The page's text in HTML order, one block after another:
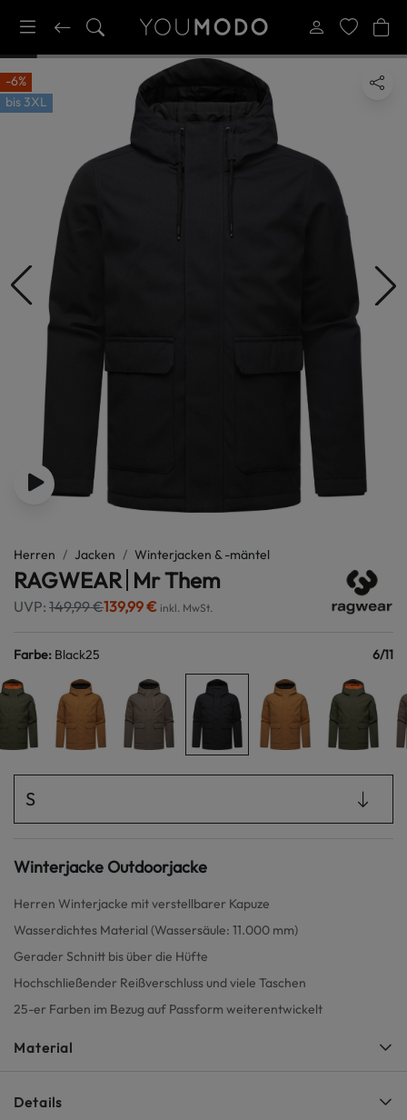
-6%
bis 3XL
Herren Jacken Winterjacken & -mäntel
RAGWEAR Mr Them
UVP: 149,99 €139,99 € inkl. MwSt.
Farbe: Black25 6/11
S
Winterjacke Outdoorjacke
Herren Winterjacke mit verstellbarer Kapuze
Wasserdichtes Material (Wassersäule: 11.000 mm)
Gerader Schnitt bis über die Hüfte
Hochschließender Reißverschluss und viele Taschen
25-er Farben im Bezug auf Passform weiterentwickelt
Material
Details